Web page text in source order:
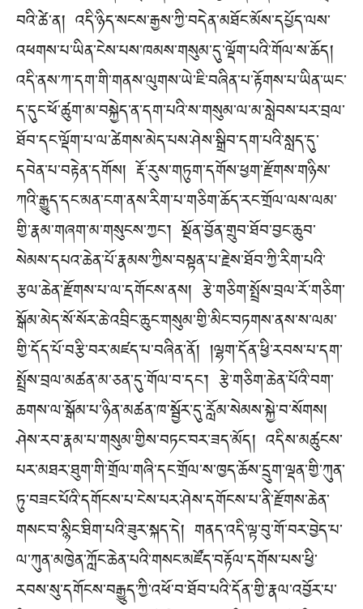
བའི་ཚེ་ན། འདི་ཉིད་སངས་རྒྱས་ཀྱི་བདེན་མཐོང་མོས་དཔྱོད་ལས་
འཕགས་པ་ཡིན་ངེས་པས་ཁམས་གསུམ་དུ་ལྡོག་པའི་གོལ་ས་ཆོད།
འདི་ནས་ཀ་དག་གི་གནས་ལུགས་ཡེ་ཇི་བཞིན་པ་རྟོགས་པ་ཡིན་ཡང་
ད་དུང་ཕོ་ཚུག་མ་བསྐྱེད་ན་དག་པའི་ས་གསུམ་ལ་མ་སླེབས་པར་བྲལ་
ཐོབ་དང་ལྡོག་པ་ལ་ཚེགས་མེད་པས་ཤེས་སྒྲིབ་དག་པའི་སླད་དུ་
དབེན་པ་བརྟེན་དགོས། རྡོ་རུས་གཏུག་དགོས་ཕྱག་རྫོགས་གཉིས་
ཀའི་རྒྱུད་དང་མན་ངག་ནས་རིག་པ་གཅིག་ཆོད་རང་གྲོལ་ལས་ལམ་
གྱི་རྣམ་གཞག་མ་གསུངས་ཀྱང་། སྔོན་བྱོན་གྲུབ་ཐོབ་བྱང་ཆུབ་
སེམས་དཔའ་ཆེན་པོ་རྣམས་ཀྱིས་བསྟན་པ་རྗེས་ཐོབ་ཀྱི་རིག་པའི་
རྩལ་ཆེན་རྫོགས་པ་ལ་དགོངས་ནས། རྩེ་གཅིག་སྤྲོས་བྲལ་རོ་གཅིག་
སྒོམ་མེད་སོ་སོར་ཆེ་འབྲིང་ཆུང་གསུམ་གྱི་མིང་བཏགས་ནས་ས་ལམ་
གྱི་དོད་པོ་བརྩི་བར་མཛད་པ་བཞིན་ནོ། །ལྷག་དོན་ཕྱི་རབས་པ་དག་
སྤྲོས་བྲལ་མཚན་མ་ཅན་དུ་གོལ་བ་དང་། རྩེ་གཅིག་ཆེན་པོའི་བག་
ཆགས་ལ་སྒོམ་པ་ཉིན་མཚན་ཁ་སྦྱོར་དུ་རློམ་སེམས་སྐྱེ་བ་སོགས།
ཤེས་རབ་རྣམ་པ་གསུམ་གྱིས་བཏང་བར་ཟད་མོད། འདིས་མཚུངས་
པར་མཐར་ཐུག་གི་གྲོལ་གཞི་དང་གྲོལ་ས་ཁྱད་ཆོས་དྲུག་ལྡན་གྱི་ཀུན་
ཏུ་བཟང་པོའི་དགོངས་པ་ངེས་པར་ཤེས་དགོངས་པ་ནི་རྫོགས་ཆེན་
གསང་བ་སྙིང་ཐིག་པའི་ཟུར་སྐད་དེ། གནད་འདི་ལྟ་བུ་གོ་བར་བྱེད་པ་
ལ་ཀུན་མཁྱེན་ཀློང་ཆེན་པའི་གསང་མཛོད་བརྟོལ་དགོས་པས་ཕྱི་
རབས་སུ་དགོངས་བརྒྱུད་ཀྱི་འཕོ་བ་ཐོབ་པའི་དོན་གྱི་རྣལ་འབྱོར་པ་